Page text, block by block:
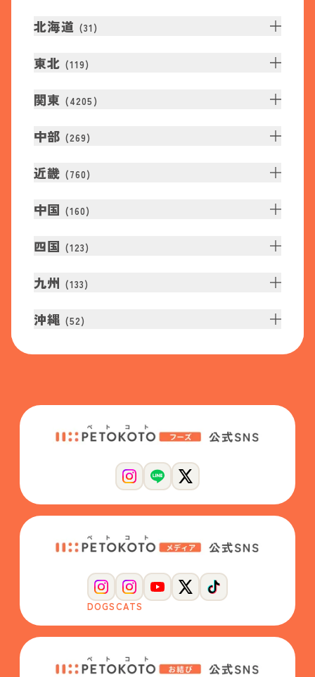
北海道 (31 )
東北 (119)
関東 (4205 )
中部 (269)
近畿 (760)
中国 (160)
四国 (123)
九州 (133)
沖縄 (52)
DOGSCATS